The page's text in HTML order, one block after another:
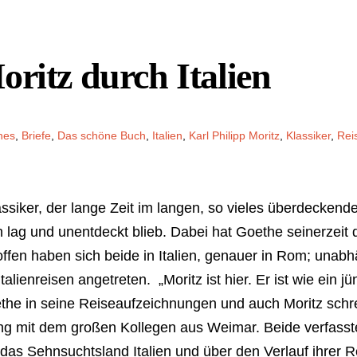
durch Italien
, Briefe, Das schöne Buch Italien Karl Philipp Moritz, Klassiker,
der lange Zeit im langen, so vieles
und unentdeckt blieb. Dabei hat Goethe seinerzeit
haben sich beide in Italien, genauer in Rom;
angetreten. „Moritz ist hier. Er ist wie ein
in seine Reiseaufzeichnungen und auch Moritz
mit dem großen Kollegen aus Weimar. Beide
Sehnsuchtsland Italien und über den Verlauf ihrer